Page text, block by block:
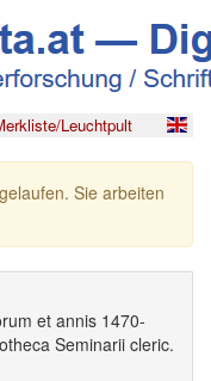
Leuchtpult
Sie arbeiten
et annis 1470-
Seminarii cleric.